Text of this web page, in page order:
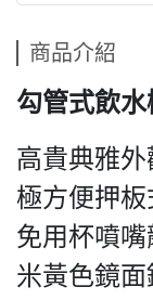
商品介紹
勾管式飲水
高貴典雅外
極方便押板
免用杯噴嘴
米黃色鏡面